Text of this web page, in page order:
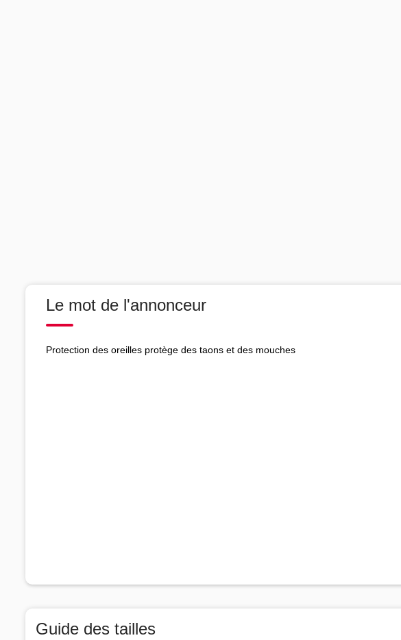
Le mot de l'annonceur
Protection des oreilles protège des taons et des mouches
Guide des tailles